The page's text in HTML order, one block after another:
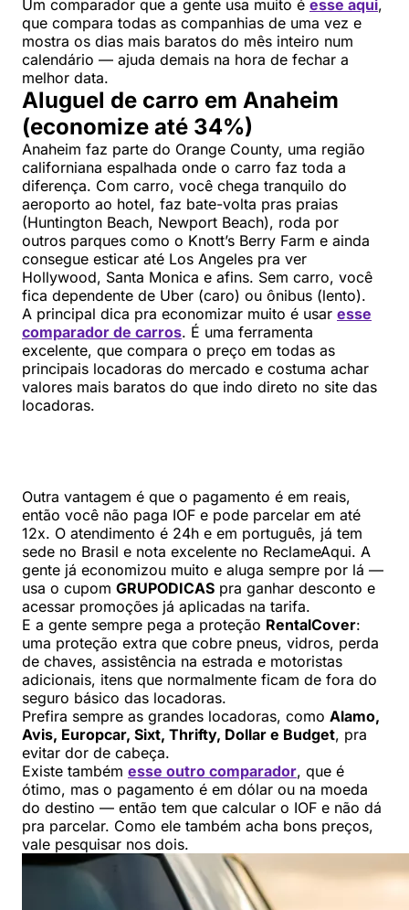
Um comparador que a gente usa muito é esse aqui,
que compara todas as companhias de uma vez e
mostra os dias mais baratos do mês inteiro num
calendário — ajuda demais na hora de fechar a
melhor data.
Aluguel de carro em Anaheim
(economize até 34%)
Anaheim faz parte do Orange County, uma região
californiana espalhada onde o carro faz toda a
diferença. Com carro, você chega tranquilo do
aeroporto ao hotel, faz bate-volta pras praias
(Huntington Beach, Newport Beach), roda por
outros parques como o Knott’s Berry Farm e ainda
consegue esticar até Los Angeles pra ver
Hollywood, Santa Monica e afins. Sem carro, você
fica dependente de Uber (caro) ou ônibus (lento).
A principal dica pra economizar muito é usar esse
comparador de carros. É uma ferramenta
excelente, que compara o preço em todas as
principais locadoras do mercado e costuma achar
valores mais baratos do que indo direto no site das
locadoras.
Outra vantagem é que o pagamento é em reais,
então você não paga IOF e pode parcelar em até
12x. O atendimento é 24h e em português, já tem
sede no Brasil e nota excelente no ReclameAqui. A
gente já economizou muito e aluga sempre por lá —
usa o cupom GRUPODICAS pra ganhar desconto e
acessar promoções já aplicadas na tarifa.
E a gente sempre pega a proteção RentalCover:
uma proteção extra que cobre pneus, vidros, perda
de chaves, assistência na estrada e motoristas
adicionais, itens que normalmente ficam de fora do
seguro básico das locadoras.
Prefira sempre as grandes locadoras, como Alamo,
Avis, Europcar, Sixt, Thrifty, Dollar e Budget, pra
evitar dor de cabeça.
Existe também esse outro comparador, que é
ótimo, mas o pagamento é em dólar ou na moeda
do destino — então tem que calcular o IOF e não dá
pra parcelar. Como ele também acha bons preços,
vale pesquisar nos dois.